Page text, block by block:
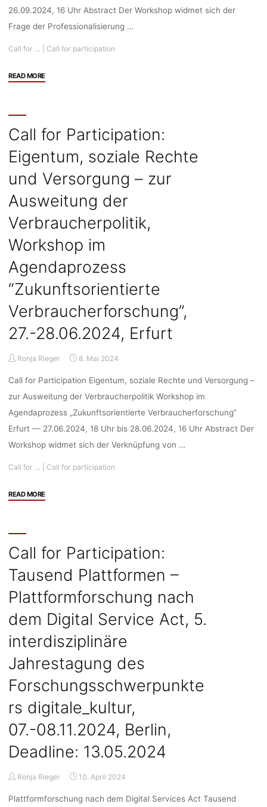
26.09.2024, 16 Uhr Abstract Der Workshop widmet sich der
Frage der Professionalisierung …
Call for … Call for participation
READ MORE"Call
von
Verbraucherschutz
und
wissenschaft
Lernen
von
den Umweltwissenschaften”,
Workshop
Agendaprozess
“Zukunftsorientierte
Verbraucherforschung”,
25.-26.09.2024,
Call for Participation:
Eigentum, soziale Rechte
und Versorgung – zur
Ausweitung der
Verbraucherpolitik,
Workshop im
Agendaprozess
“Zukunftsorientierte
Verbraucherforschung”,
27.-28.06.2024, Erfurt
Ronja Rieger 8. Mai 2024
Call for Participation Eigentum, soziale Rechte und Versorgung –
zur Ausweitung der Verbraucherpolitik Workshop im
Agendaprozess „Zukunftsorientierte Verbraucherforschung”
Erfurt –– 27.06.2024, 18 Uhr bis 28.06.2024, 16 Uhr Abstract Der
Workshop widmet sich der Verknüpfung von …
Call for … Call for participation
READ MORE"Call
soziale
Rechte
und
zur
Ausweitung
der
Verbraucherpolitik,
Workshop
Agendaprozess
“Zukunftsorientierte
Verbraucherforschung”,
27.-28.06.2024,
Call for Participation:
Tausend Plattformen –
Plattformforschung nach
dem Digital Service Act, 5.
interdisziplinäre
Jahrestagung des
Forschungsschwerpunkte
rs digitale_kultur,
07.-08.11.2024, Berlin,
Deadline: 13.05.2024
Ronja Rieger 10. April 2024
Plattformforschung nach dem Digital Services Act Tausend